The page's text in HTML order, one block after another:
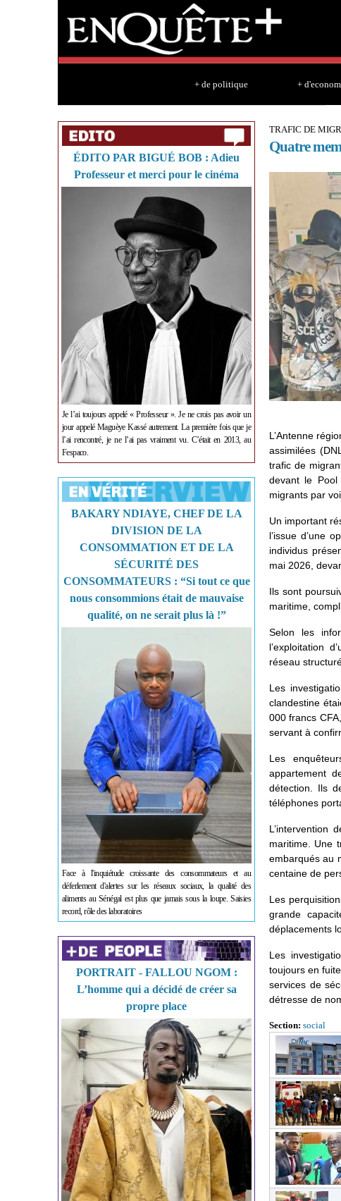
+ de politique +
ÉDITO PAR BIGUÉ BOB : Adieu
Professeur et merci pour le cinéma
Je l’ai toujours appelé « Professeur ». Je ne crois pas avoir un
jour appelé Maguèye Kassé autrement. La première fois que je
l’ai rencontré, je ne l’ai pas vraiment vu. C’était en 2013, au
Fespaco.
BAKARY NDIAYE, CHEF DE LA
DIVISION DE LA
CONSOMMATION ET DE LA
SÉCURITÉ DES
CONSOMMATEURS : “Si tout ce que
nous consommions était de mauvaise
qualité, on ne serait plus là !”
Face à l'inquiétude croissante des consommateurs et au
déferlement d'alertes sur les réseaux sociaux, la qualité des
aliments au Sénégal est plus que jamais sous la loupe. Saisies
record, rôle des laboratoires
PORTRAIT - FALLOU NGOM :
L’homme qui a décidé de créer sa
propre place
TRAFIC DE
Quatre
L’Antenne
assimilées
trafic de
devant le Pool
migrants par
Un important
l’issue d’une
individus
mai 2026,
Ils sont
maritime,
Selon les
l’exploitation
réseau
Les
clandestine
000 francs
servant à
Les
appartement
détection. Ils
téléphones
L’intervention
maritime. Une
embarqués au
centaine de
Les
grande
déplacements
Les
toujours en
services de
détresse de
Section: social